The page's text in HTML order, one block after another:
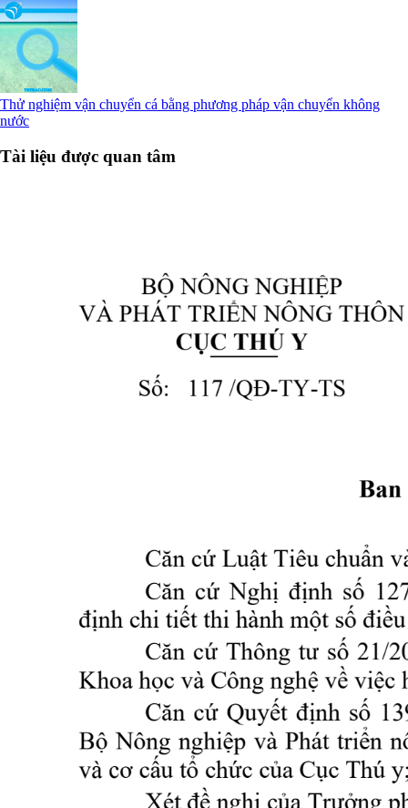
Thử nghiệm vận chuyển cá bằng phương pháp vận chuyển không
nước
Tài liệu được quan tâm